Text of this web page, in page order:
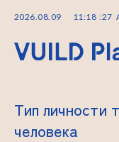
2026.08.09 11:18 :28
Тип личности
человека